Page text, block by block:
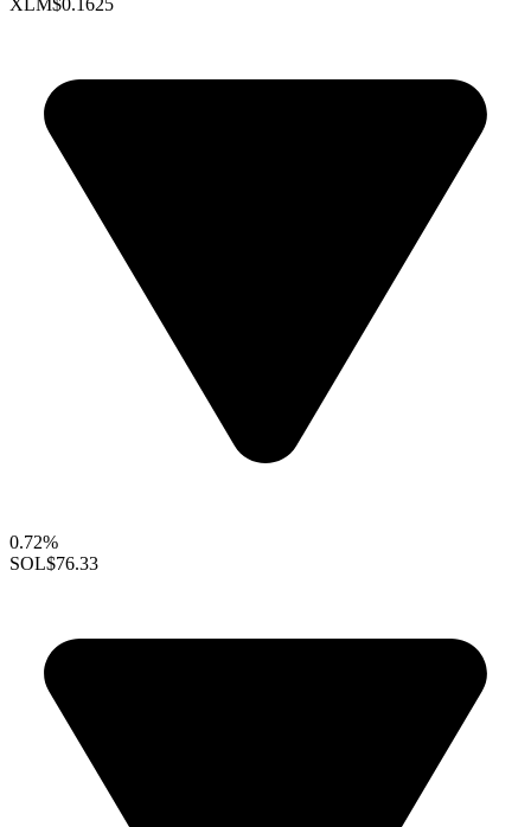
XLM$0.1625
0.72%
SOL$76.33